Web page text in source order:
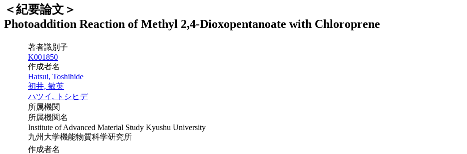
＜紀要論文＞
Photoaddition Reaction of Methyl 2,4-Dioxopentanoate with Chloroprene
著者識別子
K001850
作成者名
Hatsui, Toshihide
初井, 敏英
ハツイ, トシヒデ
所属機関
所属機関名
Institute of Advanced Material Study Kyushu University
九州大学機能物質科学研究所
作成者名